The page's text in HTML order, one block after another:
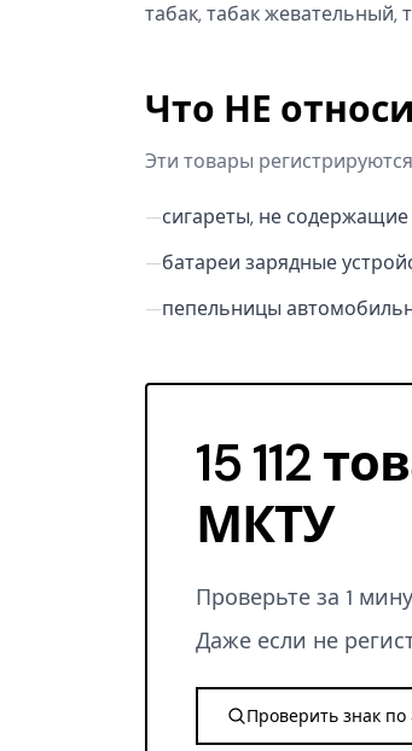
табак, табак жевательный,
Что НЕ
Эти товары
—сигареты, не
—батареи зарядные
—пепельницы
15 112
МКТУ
Проверьте за 1
Даже если не
Проверить знак по